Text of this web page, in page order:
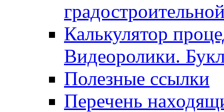
Калькулятор
Видеоролики.
Полезные ссылки
Перечень